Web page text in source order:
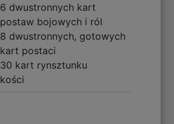
6 dwustronnych kart
postaw bojowych i ról
8 dwustronnych, gotowych
kart postaci
30 kart rynsztunku
kości